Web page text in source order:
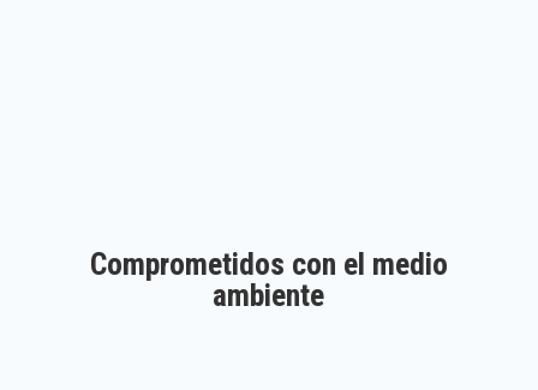
Comprometidos con el medio
ambiente